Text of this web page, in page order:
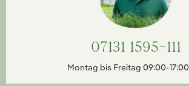
07131 1595-111
Montag bis Freitag 09:00-